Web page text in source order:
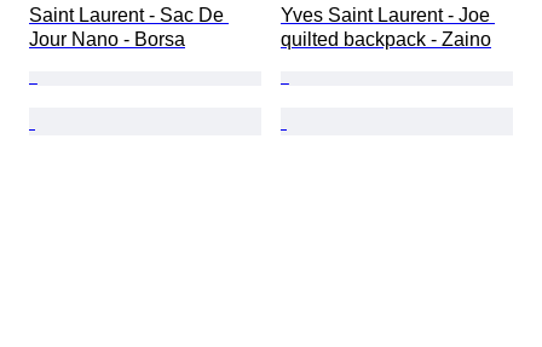
Saint Laurent - Sac De
Jour Nano - Borsa
Yves Saint Laurent - Joe
quilted backpack - Zaino